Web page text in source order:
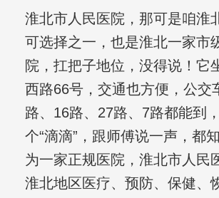
淮北市人民医院，那可是咱淮
可选择之一，也是淮北一家市
院，扛把子地位，没得说！它
西路66号，交通也方便，公交
路、16路、27路、7路都能到
个“滴滴”，跟师傅说一声，都
为一家正规医院，淮北市人民
淮北地区医疗、预防、保健、